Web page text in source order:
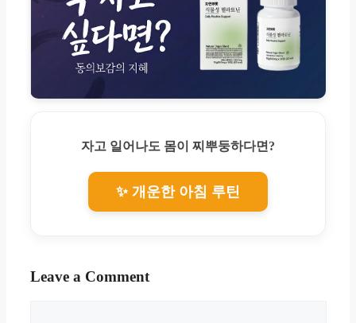
자고 일어나도 몸이 찌뿌둥하다면?
✨ 개운한 아침 루틴
Leave a Comment